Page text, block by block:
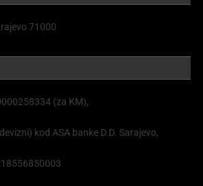
71000
(za KM),
kod ASA banke D.D. Sarajevo,